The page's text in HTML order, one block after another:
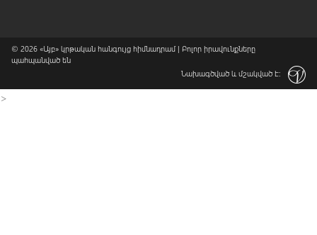
© 2026 «Այբ» կրթական հանգույց հիմնադրամ| Բոլոր իրավունքները
պահպանված են
Նախագծված և մշակված է:
>